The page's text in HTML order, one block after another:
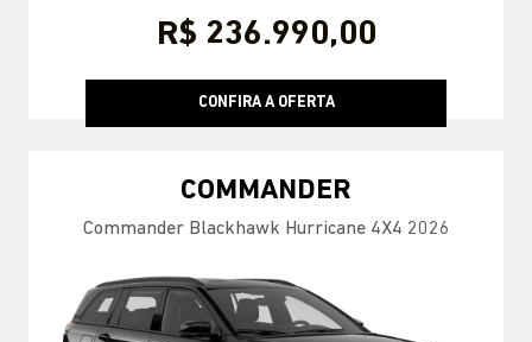
R$ 236.990,00
CONFIRA A OFERTA
COMMANDER
Commander Blackhawk Hurricane 4X4 2026